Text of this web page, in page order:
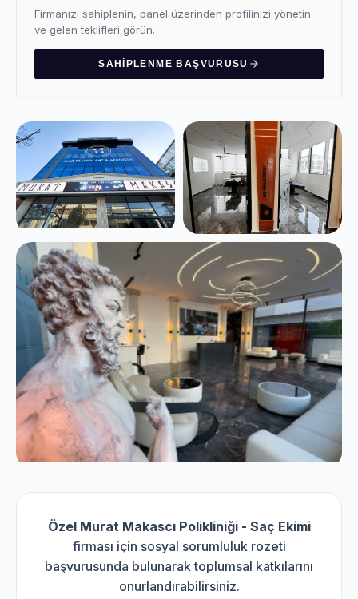
Özel Murat Makascı Polikliniği - Saç Ekimi
firması için sosyal sorumluluk rozeti
başvurusunda bulunarak toplumsal katkılarını
onurlandırabilirsiniz.
Firmanızı sahiplenin, panel üzerinden profilinizi yönetin
ve gelen teklifleri görün.
SAHIPLENME BAŞVURUSU